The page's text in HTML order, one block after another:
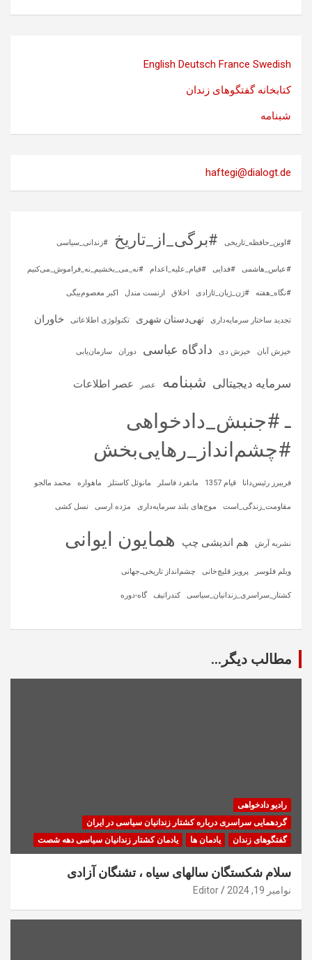
English Deutsch France Swedish
کتابخانه گفتگوهای زندان
شبنامه
haftegi@dialogt.de
#اوین_حافظه_تاریخی #برگی_از_تاریخ #زندانی_سیاسی
#عباس_هاشمی #فدایی #قیام_علیه_اعدام #نه_می_بخشیم_نه_فراموش_می‌کنیم
#نگاه_هفته #ژن_ژیان_ئازادی اخلاق ارنست مندل اکبر معصوم‌بیگی
تجدید ساختار سرمایه‌داری تهی‌دستان شهری تکنولوژی اطلاعاتی خاوران
خیزش آبان خیزش دی دادگاه عباسی دوران سازمان‌یابی
سرمایه‌ دیجیتالی شبنامه عصر عصر اطلاعات
ـ #جنبش_دادخواهی
#چشم‌انداز_رهایی‌بخش
فریبرز رئیس‌دانا قیام 1357 مانفرد فاسلر مانوئل کاستلز ماهواره‌ محمد مالجو
مقاومت_زندگی_است موج‌های بلند سرمایه‌داری مژده ارسی نسل کشی
نشریه آرش هم اندیشی چپ همایون ایوانی
ویلم فلوسر پرویز قلیچ‌خانی چشم‌انداز تاریخی‌ـ‌جهانی
کشتار_سراسری_زندانیان_سیاسی کندراتیف گاه-دوره
مطالب دیگر...
رادیو دادخواهی
گردهمایی سراسری درباره کشتار زندانیان سیاسی در ایران
گفتگوهای زندان
یادمان ها یادمان کشتار زندانیان سیاسی دهه شصت
سلام شکستگان سالهای سیاه ، تشنگان آزادی
نوامبر 19, 2024 Editor